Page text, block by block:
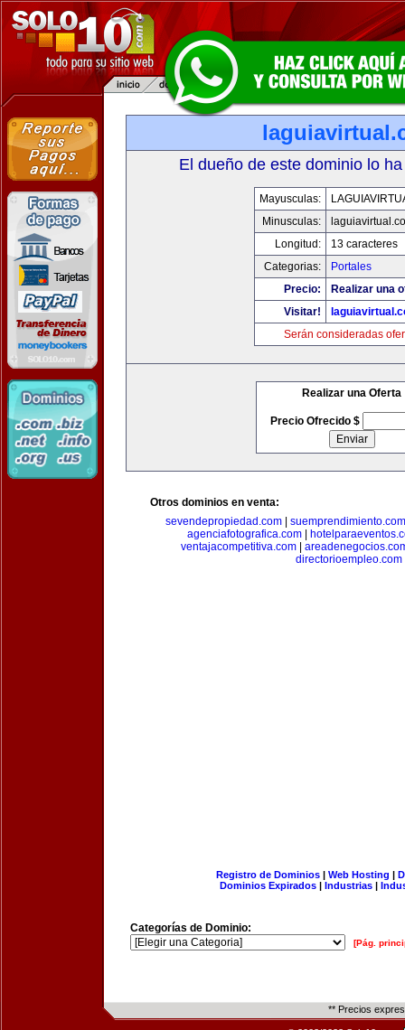
El dueño de este dominio lo
Mayusculas:
Minusculas:
Longitud:
13 caracteres
Categorias:
Portales
Precio:
Realizar una
Visitar!
Serán consideradas
Realizar una Oferta
Precio Ofrecido $
Otros dominios en venta:
sevendepropiedad.com| suemprendimiento.com
agenciafotografica.com|
ventajacompetitiva.com
directorioempleo.com
Registro de Dominios| Web Hosting |
Dominios Expirados | Industrias |
Categorías de Dominio:
[Pág.
** Precios